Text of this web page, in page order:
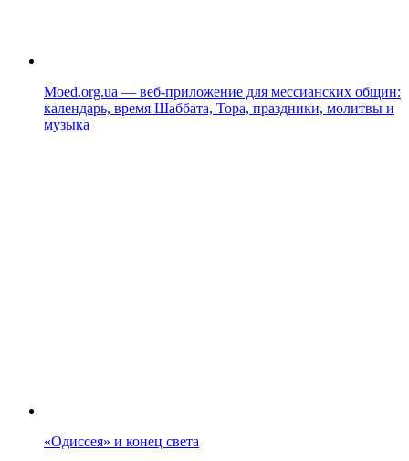
Moed.org.ua — веб-приложение для мессианских общин:
календарь, время Шаббата, Тора, праздники, молитвы и
музыка
«Одиссея» и конец света